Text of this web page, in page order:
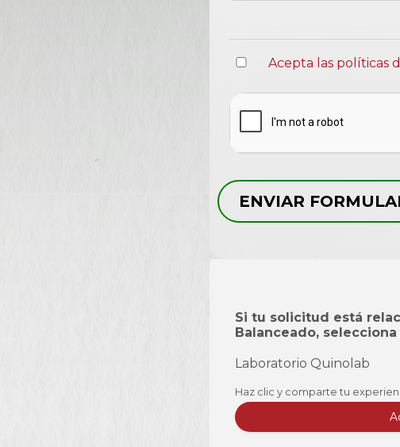
Acepta las políticas
ENVIAR
Si tu solicitud está
Balanceado,
Laboratorio Quinolab
Haz clic y comparte tu